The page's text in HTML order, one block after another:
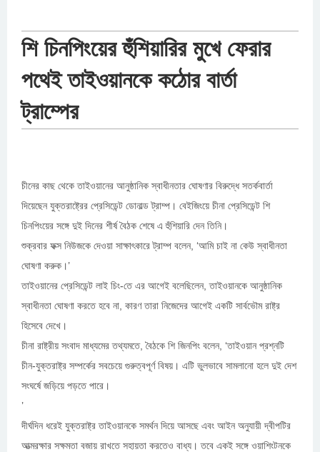
শি চিনপিংয়ের হুঁশিয়ারির মুখে ফেরার
পথেই তাইওয়ানকে কঠোর বার্তা
ট্রাম্পের
চীনের কাছ থেকে তাইওয়ানের আনুষ্ঠানিক স্বাধীনতার ঘোষণার বিরুদ্ধে সতর্কবার্তা
দিয়েছেন যুক্তরাষ্ট্রের প্রেসিডেন্ট ডোনাল্ড ট্রাম্প। বেইজিংয়ে চীনা প্রেসিডেন্ট শি
চিনপিংয়ের সঙ্গে দুই দিনের শীর্ষ বৈঠক শেষে এ হুঁশিয়ারি দেন তিনি।
শুক্রবার ফক্স নিউজকে দেওয়া সাক্ষাৎকারে ট্রাম্প বলেন, ‘আমি চাই না কেউ স্বাধীনতা
ঘোষণা করুক।’
তাইওয়ানের প্রেসিডেন্ট লাই চিং-তে এর আগেই বলেছিলেন, তাইওয়ানকে আনুষ্ঠানিক
স্বাধীনতা ঘোষণা করতে হবে না, কারণ তারা নিজেদের আগেই একটি সার্বভৌম রাষ্ট্র
হিসেবে দেখে।
চীনা রাষ্ট্রীয় সংবাদ মাধ্যমের তথ্যমতে, বৈঠকে শি জিনপিং বলেন, ‘তাইওয়ান প্রশ্নটি
চীন-যুক্তরাষ্ট্র সম্পর্কের সবচেয়ে গুরুত্বপূর্ণ বিষয়। এটি ভুলভাবে সামলানো হলে দুই দেশ
সংঘর্ষে জড়িয়ে পড়তে পারে।
’
দীর্ঘদিন ধরেই যুক্তরাষ্ট্র তাইওয়ানকে সমর্থন দিয়ে আসছে এবং আইন অনুযায়ী দ্বীপটির
আত্মরক্ষার সক্ষমতা বজায় রাখতে সহায়তা করতেও বাধ্য। তবে একই সঙ্গে ওয়াশিংটনকে